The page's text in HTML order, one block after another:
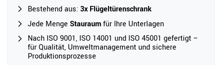
Bestehend aus: 3x Flügeltürenschrank
Jede Menge Stauraumfür Ihre Unterlagen
Nach ISO 9001, ISO 14001 und ISO 45001 gefertigt –
für Qualität, Umweltmanagement und sichere
Produktionsprozesse